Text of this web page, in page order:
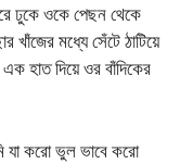
ঢুকে ওকে পেছন থেকে
খাঁজের মধ্যে সেঁটে ঠাটিয়ে
হাত দিয়ে ওর বাঁদিকের
যা করো ভুল ভাবে করো